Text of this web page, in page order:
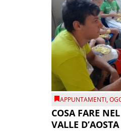
APPUNTAMENTI,
COSA FARE
VALLE D’AOSTA